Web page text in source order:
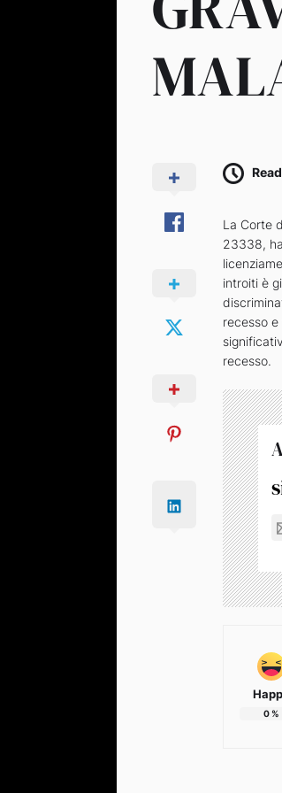
La Corte
23338,
introiti è
recesso
recesso.
0%